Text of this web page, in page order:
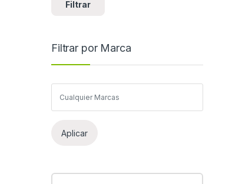
Filtrar
Filtrar por Marca
Aplicar